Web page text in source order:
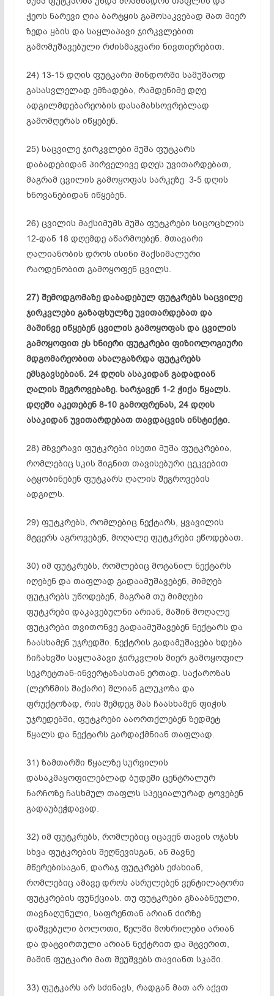
ჭეოს ნარევი ღია ბარტყის გამოსაკვებად მათ მიერ
ზედა ყბის და საყლაპავი ჯირკვლებით
გამომუშავებული რძისმაგვარი ნივთიერებით.
24) 13-15 დღის ფუტკარი მინდორში სამუშაოდ
გასასვლელად ემზადება, რამდენიმე დღე
ადგილმდებარეობის დასამახსოვრებლად
გამომღერასიწყებენ.
25) საცვილეჯირკვლები მუშა ფუტკარს
დაბადებიდან პირველივე დღეს უვითარდებათ,
მაგრამ ცვილის გამოყოფას სარკეზე 3-5 დღის
ხნოვანებიდან იწყებენ.
26) ცვილის მაქსიმუმს მუშა ფუტკრები სიცოცხლის
12-დან 18 დღემდე აწარმოებენ. მთავარი
ღალიანობის დროს ისინი მაქსიმალური
რაოდენობით გამოყოფენ ცვილს.
27) შემოდგომაზე დაბადებულ ფუტკრებს საცვილე
ჯირკვლები გაზაფხულზე უვითარდებათ და
მაშინვე იწყებენ ცვილის გამოყოფას და ცვილის
გამოყოფით ეს ხნიერი ფუტკრები ფიზიოლოგიური
მდგომარეობით ახალგაზრდა ფუტკრებს
ემსგავსებიან. 24 დღის ასაკიდან გადადიან
ღალისშეგროვებაზე. ხარჯავენ 1-2 ჭიქა წყალს.
დღეში აკეთებენ 8-10 გამოფრენას, 24 დღის
ასაკიდან უვითარდებათ თავდაცვის ინსტიქტი.
28) მზვერავი ფუტკრები ისეთი მუშა ფუტკრებია,
რომლებიც სკის შიგნით თავისებური ცეკვებით
ატყობინებენ ფუტკარს ღალისშეგროვების
ადგილს.
29) ფუტკრებს, რომლებიც ნექტარს, ყვავილის
მტვერს აგროვებენ, მოღალეფუტკრები ეწოდებათ.
30) იმ ფუტკრებს, რომლებიც მოტანილ ნექტარს
იღებენ და თაფლად გადაამუშავებენ, მიმღებ
ფუტკრებს უწოდებენ, მაგრამ თუ მიმღები
ფუტკრები დაკავებულნი არიან, მაშინ მოღალე
ფუტკრები თვითონვე გადაამუშავებენ ნექტარს და
ჩაასხამენ უჯრედში. ნექტრის გადამუშავება ხდება
ჩიჩახვში საყლაპავი ჯირკვლის მიერ გამოყოფილ
სეკრეტთან-ინვერტაზასთანერთად. საქაროზას
(ლერწმის შაქარი) შლიან გლუკოზა და
ფრუქტოზად, რის შემდეგ მას ჩაასხამენ ფიჭის
უჯრედებში, ფუტკრები ააორთქლებენზედმეტ
წყალს და ნექტარს გარდაქმნიან თაფლად.
31) ზამთარში წყალზე სურვილის
დასაკმაყოფილებლად ბუდეში ცენტრალურ
ჩარჩოზეჩასხმულ თაფლს სპეციალურად ტოვებენ
გადაუბეჭდავად.
32) იმ ფუტკრებს, რომლებიც იცავენ თავის ოჯახს
სხვა ფუტკრების შეღწევისგან, ან მავნე
მწერებისაგან, დარაჯ ფუტკრებს ეძახიან,
რომლებიც ამავე დროს ასრულებენ ვენტილატორი
ფუტკრების ფუნქციას. თუ ფუტკრები გზააბნეული,
თავჩაღუნული, საფრენთანარიან ძირზე
დაშვებული ბოლოთი, წელში მოხრილები არიან
და დატვირთული არიან ნექტრით და მტვერით,
მაშინ ფუტკარი მათ შეუშვებს თავიანთ სკაში.
33) ფუტკარს არ სძინავს, რადგან მათ არ აქვთ